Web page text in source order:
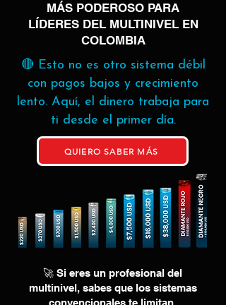
MÁS PODEROSO PARA
LÍDERES DEL MULTINIVEL EN
COLOMBIA
🔴 Esto no es otro sistema débil
con pagos bajos y crecimiento
lento. Aquí, el dinero trabaja para
ti desde el primer día.
QUIERO SABER MÁS
🚀 Si eres un profesional del
multinivel, sabes que los sistemas
convencionales te limitan.